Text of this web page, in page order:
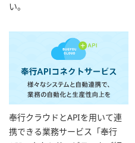
い。
奉行クラウドとAPIを用いて連
携できる業務サービス「奉行